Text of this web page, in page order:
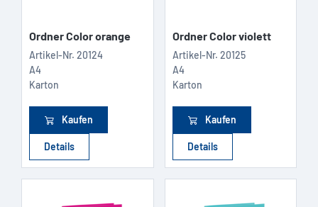
Ordner Color orange
Artikel-Nr. 20124
A4
Karton
Kaufen
Details
Ordner Color violett
Artikel-Nr. 20125
A4
Karton
Kaufen
Details